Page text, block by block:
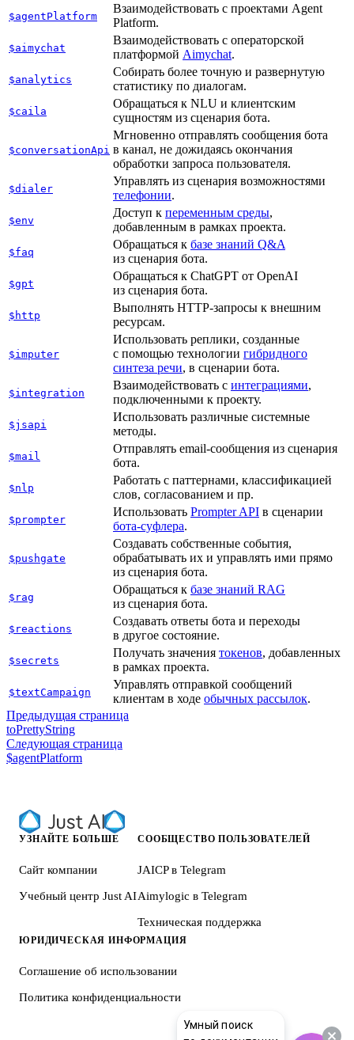
$agentPlatform
Взаимодействовать с проектами Agent
Platform.
$aimychat
Взаимодействовать с операторской
платформой Aimychat.
$analytics
Собирать более точную и развернутую
статистику по диалогам.
$caila
Обращаться к NLU и клиентским
сущностям из сценария бота.
$conversationApi
Мгновенно отправлять сообщения бота
в канал, не дожидаясь окончания
обработки запроса пользователя.
$dialer
Управлять из сценария возможностями
телефонии.
$env
Доступ к переменным среды,
добавленным в рамках проекта.
$faq
Обращаться к базе знаний Q&A
из сценария бота.
$gpt
Обращаться к ChatGPT от OpenAI
из сценария бота.
$http
Выполнять HTTP-запросы к внешним
ресурсам.
$imputer
Использовать реплики, созданные
с помощью технологии гибридного
синтеза речи, в сценарии бота.
$integration
Взаимодействовать с интеграциями,
подключенными к проекту.
$jsapi
Использовать различные системные
методы.
$mail
Отправлять email-сообщения из сценария
бота.
$nlp
Работать с паттернами, классификацией
слов, согласованием и пр.
$prompter
Использовать Prompter API в сценарии
бота-суфлера.
$pushgate
Создавать собственные события,
обрабатывать их и управлять ими прямо
из сценария бота.
$rag
Обращаться к базе знаний RAG
из сценария бота.
$reactions
Создавать ответы бота и переходы
в другое состояние.
$secrets
Получать значения токенов, добавленных
в рамках проекта.
$textCampaign
Управлять отправкой сообщений
клиентам в ходе обычных рассылок.
Предыдущая страница
toPrettyString
Следующая страница
$agentPlatform
УЗНАЙТЕ БОЛЬШЕ
Сайт компании
Учебный центр Just AI
СООБЩЕСТВО ПОЛЬЗОВАТЕЛЕЙ
JAICP в Telegram
Aimylogic в Telegram
Техническая поддержка
ЮРИДИЧЕСКАЯ ИНФОРМАЦИЯ
Соглашение об использовании
Политика конфиденциальности
Умный поиск